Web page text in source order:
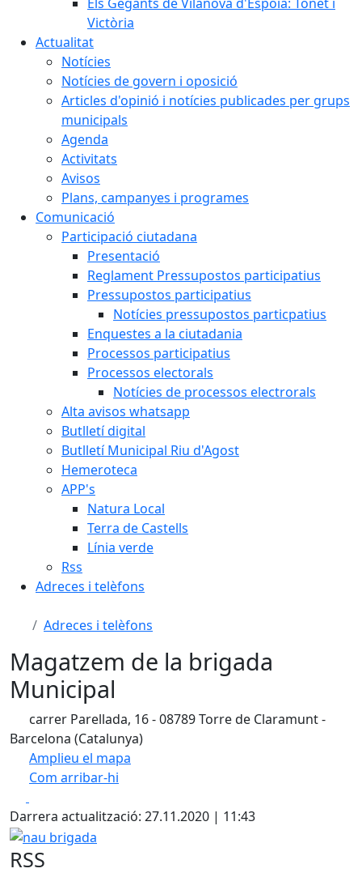
Victòria
Actualitat
Notícies
Notícies de govern i oposició
Articles d'opinió i notícies publicades per grups
municipals
Agenda
Activitats
Avisos
Plans, campanyes i programes
Comunicació
Participació ciutadana
Presentació
Reglament Pressupostos participatius
Pressupostos participatius
Notícies pressupostos particpatius
Enquestes a la ciutadania
Processos participatius
Processos electorals
Notícies de processos electrorals
Alta avisos whatsapp
Butlletí digital
Butlletí Municipal Riu d'Agost
Hemeroteca
APP's
Natura Local
Terra de Castells
Línia verde
Rss
Adreces i telèfons
Adreces i telèfons
Magatzem de la brigada
Municipal
carrer Parellada, 16 - 08789 Torre de Claramunt -
Barcelona (Catalunya)
Amplieu el mapa
Com arribar-hi
+
−
Darrera actualització: 27.11.2020 | 11:43
nau brigada
RSS